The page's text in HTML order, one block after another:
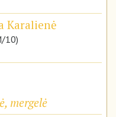
Karalienė
10)
mergelė